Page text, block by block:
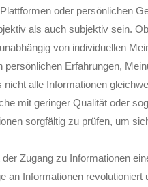
oder persönlichen
als auch subjektiv sein.
von individuellen
persönlichen Erfahrungen,
alle Informationen
mit geringer Qualität oder
sorgfältig zu prüfen, um
Zugang zu Informationen
an Informationen